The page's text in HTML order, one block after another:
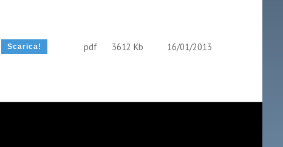
pdf 3612 Kb 16/01/2013